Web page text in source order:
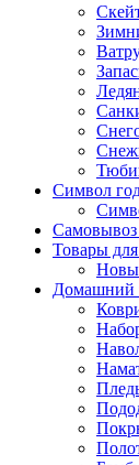
Символ
Самовывоз
Товары
Домашний